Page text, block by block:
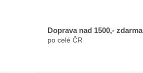
Doprava nad 1500,- zdarma
po celé ČR